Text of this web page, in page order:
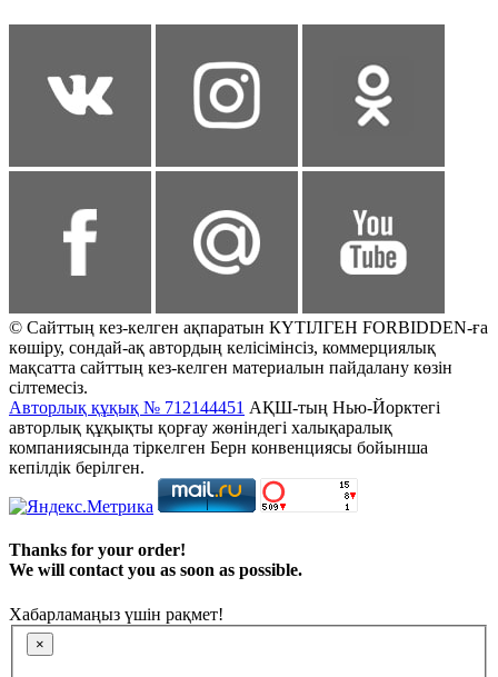
© Сайттың кез-келген ақпаратын КҮТІЛГЕН FORBIDDEN-ға
көшіру, сондай-ақ автордың келісімінсіз, коммерциялық
мақсатта сайттың кез-келген материалын пайдалану көзін
сілтемесіз.
Авторлық құқық № 712144451 АҚШ-тың Нью-Йорктегі
авторлық құқықты қорғау жөніндегі халықаралық
компаниясында тіркелген Берн конвенциясы бойынша
кепілдік берілген.
Thanks for your order!
We will contact you as soon as possible.
Хабарламаңыз үшін рақмет!
×